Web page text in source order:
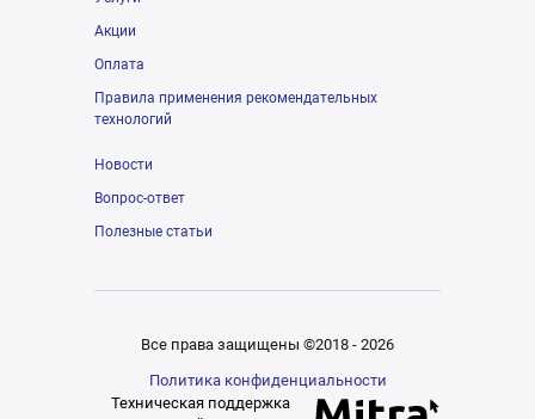
Акции
Оплата
Правила применения рекомендательных
технологий
Новости
Вопрос-ответ
Полезные статьи
Все права защищены ©2018 - 2026
Политика конфиденциальности
Техническая поддержка